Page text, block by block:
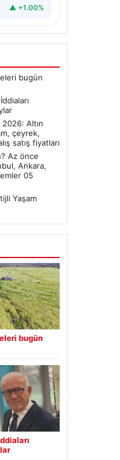
▲ +1.00%
bugün
2026: Altın
çeyrek,
satış fiyatları
Az önce
Ankara,
05
Yaşam
bugün